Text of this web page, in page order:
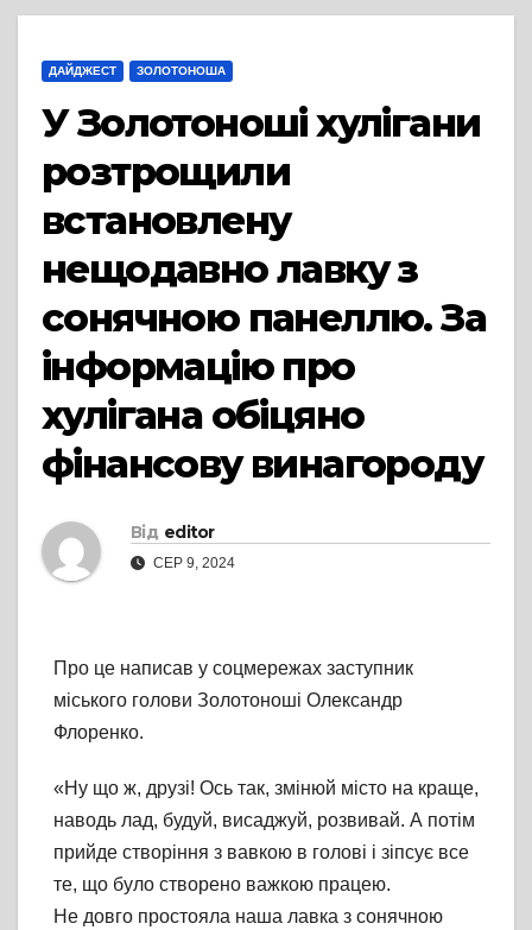
ДАЙДЖЕСТ ЗОЛОТОНОША
У Золотоноші хулігани
розтрощили
встановлену
нещодавно лавку з
сонячною панеллю. За
інформацію про
хулігана обіцяно
фінансову винагороду
Від editor
СЕР 9, 2024
Про це написав у соцмережах заступник
міського голови Золотоноші Олександр
Флоренко.
«Ну що ж, друзі! Ось так, змінюй місто на краще,
наводь лад, будуй, висаджуй, розвивай. А потім
прийде створіння з вавкою в голові і зіпсує все
те, що було створено важкою працею.
Не довго простояла наша лавка з сонячною